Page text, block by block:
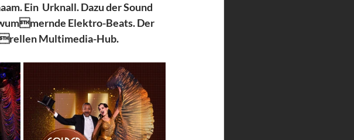
Ein  Urknall. Dazu der Sound
Elektro-Beats. Der
Multimedia-Hub.